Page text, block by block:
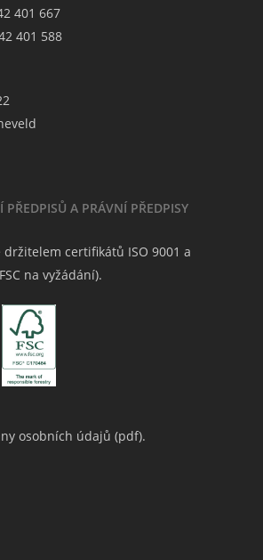
401 667
401 588
PŘEDPISŮ A PRÁVNÍ PŘEDPISY
držitelem certifikátů ISO 9001 a
na vyžádání).
osobních údajů (pdf).